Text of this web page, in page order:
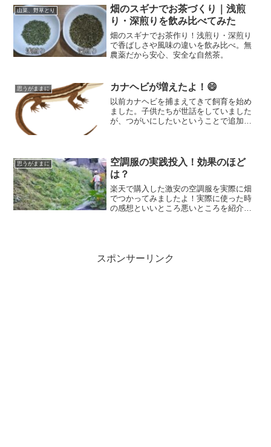
だったのであまり分解は進んでいません
でした。堆肥の層にはカブトムシの幼虫
がいました。
山菜、野草とり
畑のスギナでお茶づくり｜浅煎
り・深煎りを飲み比べてみた
畑のスギナでお茶作り！浅煎り・深煎り
で香ばしさや風味の違いを飲み比べ。無
農薬だから安心、安全な自然茶。
思うがままに カナヘビが増えたよ！😄
以前カナヘビを捕まえてきて飼育を始め
ました。子供たちが世話をしていました
が、つがいにしたいということで追加で
思うがままに
空調服の実践投入！効果のほど
は？
楽天で購入した激安の空調服を実際に畑
でつかってみましたよ！実際に使った時
の感想といいところ悪いところを紹介し
スポンサーリンク